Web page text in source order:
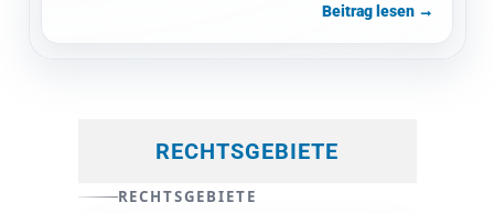
Beitrag lesen →
RECHTSGEBIETE
RECHTSGEBIETE